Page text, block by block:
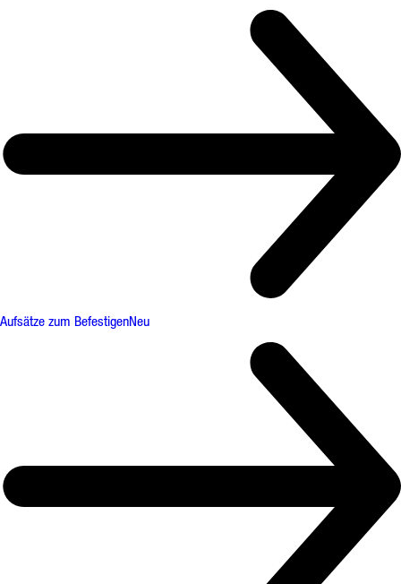
Aufsätze zum BefestigenNeu